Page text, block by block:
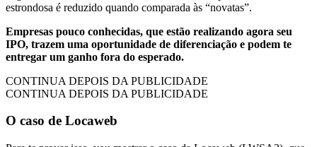
estrondosa é reduzido quando comparada às “novatas”.
Empresas pouco conhecidas, que estão realizando agora seu
IPO, trazem uma oportunidade de diferenciação e podem te
entregar um ganho fora do esperado.
CONTINUA DEPOIS DA PUBLICIDADE
CONTINUA DEPOIS DA PUBLICIDADE
O caso de Locaweb